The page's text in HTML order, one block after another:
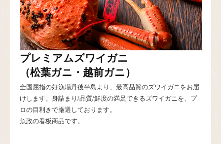
プレミアムズワイガニ
（松葉ガニ・越前ガニ）
全国屈指の好漁場丹後半島より、最高品質のズワイガニをお届
けします。身詰まり/品質/鮮度の満足できるズワイガニを、プ
ロの目利きで厳選しております。
魚政の看板商品です。